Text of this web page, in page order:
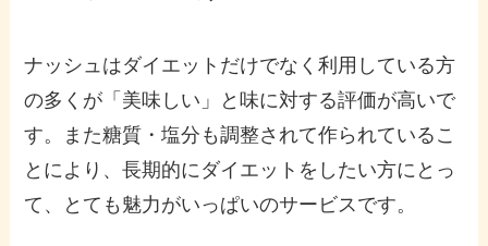
ナッシュはダイエットだけでなく利用している方
の多くが「美味しい」と味に対する評価が高いで
す。また糖質・塩分も調整されて作られているこ
とにより、長期的にダイエットをしたい方にとっ
て、とても魅力がいっぱいのサービスです。